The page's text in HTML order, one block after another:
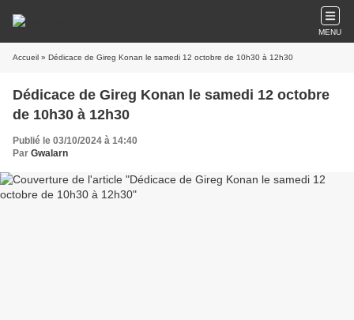
MENU
Accueil » Dédicace de Gireg Konan le samedi 12 octobre de 10h30 à 12h30
Dédicace de Gireg Konan le samedi 12 octobre
de 10h30 à 12h30
Publié le 03/10/2024 à 14:40
Par Gwalarn